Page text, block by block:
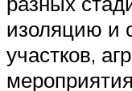
изоляцию и
участков,